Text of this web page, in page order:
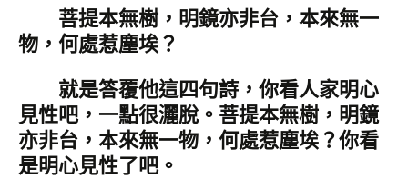
菩提本無樹，明鏡亦非台，本來無一
物，何處惹塵埃？
就是答覆他這四句詩，你看人家明心
見性吧，一點很灑脫。菩提本無樹，明鏡
亦非台，本來無一物，何處惹塵埃？你看
是明心見性了吧。